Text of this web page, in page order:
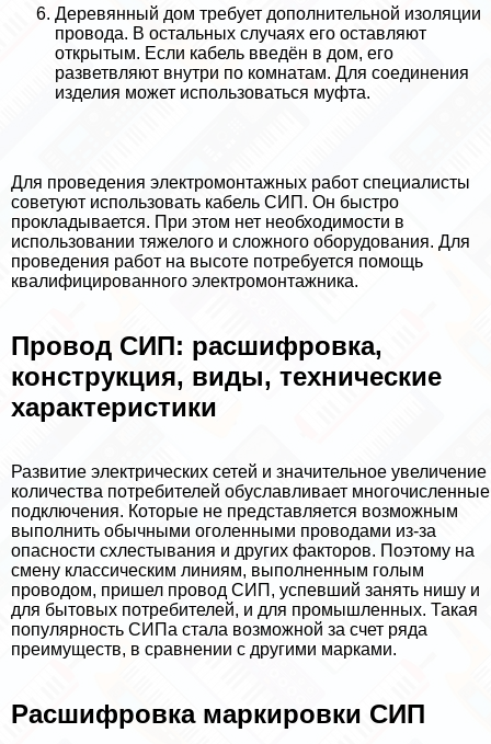
Деревянный дом требует дополнительной изоляции
провода. В остальных случаях его оставляют
открытым. Если кабель введён в дом, его
разветвляют внутри по комнатам. Для соединения
изделия может использоваться муфта.
Для проведения электромонтажных работ специалисты
советуют использовать кабель СИП. Он быстро
прокладывается. При этом нет необходимости в
использовании тяжелого и сложного оборудования. Для
проведения работ на высоте потребуется помощь
квалифицированного электромонтажника.
Провод СИП: расшифровка,
конструкция, виды, технические
хаpaктеристики
Развитие электрических сетей и значительное увеличение
количества потребителей обуславливает многочисленные
подключения. Которые не представляется возможным
выполнить обычными оголенными проводами из-за
опасности схлестывания и других факторов. Поэтому на
смену классическим линиям, выполненным гoлым
проводом, пришел провод СИП, успевший занять нишу и
для бытовых потребителей, и для промышленных. Такая
популярность СИПа стала возможной за счет ряда
преимуществ, в сравнении с другими марками.
Расшифровка маркировки СИП